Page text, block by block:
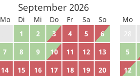
September 2026
Mo Di Mi Do Fr Sa
So
1 2 3 4 5
6
7
8 9 10 11 12
13
14
15 16 17 18 19 20
Mo
28
5
12